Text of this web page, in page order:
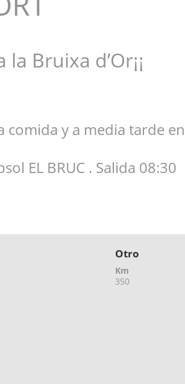
d’Or¡¡
y a media tarde en
EL BRUC . Salida 08:30
Otro
Km
350